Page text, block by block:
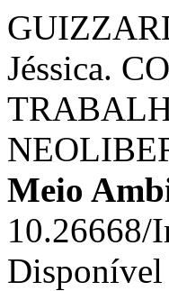
Jéssica.
Meio
10.26668/
Disponível